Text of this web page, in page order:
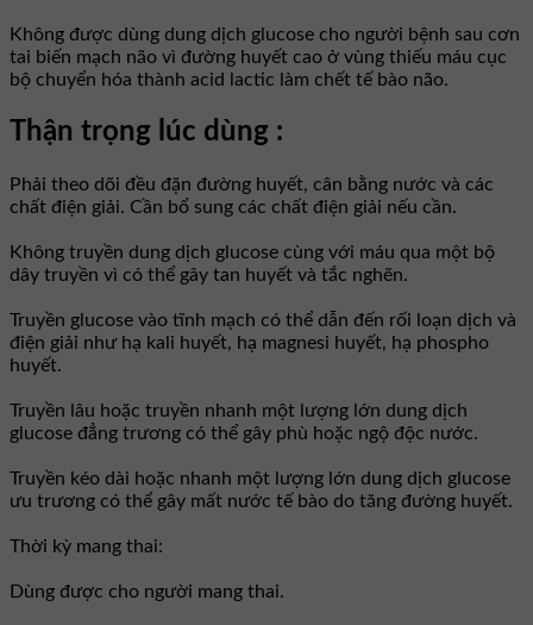
Không được dùng dung dịch glucose cho người bệnh sau cơn
tai biến mạch não vì đường huyết cao ở vùng thiếu máu cục
bộ chuyển hóa thành acid lactic làm chết tế bào não.
Thận trọng lúc dùng :
Phải theo dõi đều đặn đường huyết, cân bằng nước và các
chất điện giải. Cần bổ sung các chất điện giải nếu cần.
Không truyền dung dịch glucose cùng với máu qua một bộ
dây truyền vì có thể gây tan huyết và tắc nghẽn.
Truyền glucose vào tĩnh mạch có thể dẫn đến rối loạn dịch và
điện giải như hạ kali huyết, hạ magnesi huyết, hạ phospho
huyết.
Truyền lâu hoặc truyền nhanh một lượng lớn dung dịch
glucose đẳng trương có thể gây phù hoặc ngộ độc nước.
Truyền kéo dài hoặc nhanh một lượng lớn dung dịch glucose
ưu trương có thể gây mất nước tế bào do tăng đường huyết.
Thời kỳ mang thai:
Dùng được cho người mang thai.